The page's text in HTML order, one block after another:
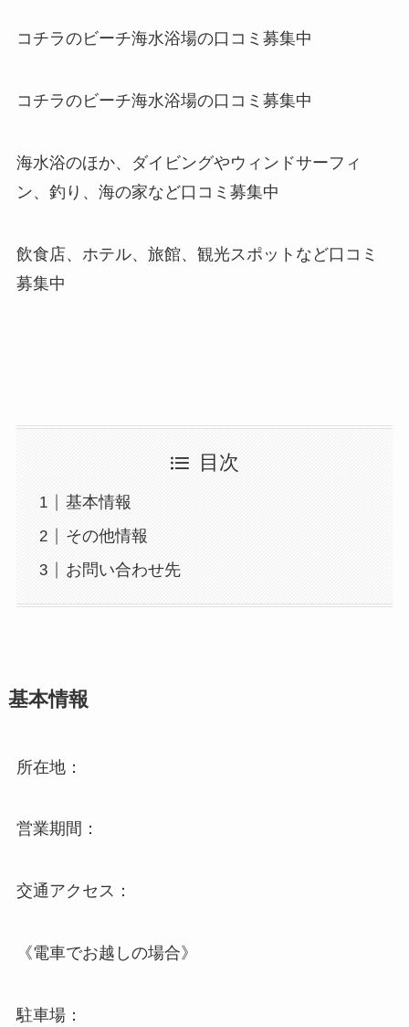
コチラのビーチ海水浴場の口コミ募集中
コチラのビーチ海水浴場の口コミ募集中
海水浴のほか、ダイビングやウィンドサーフィ
ン、釣り、海の家など口コミ募集中
飲食店、ホテル、旅館、観光スポットなど口コミ
募集中
目次
基本情報
その他情報
お問い合わせ先
基本情報
所在地：
営業期間：
交通アクセス：
《電車でお越しの場合》
駐車場：